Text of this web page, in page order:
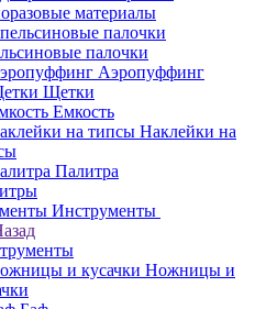
материалы
палочки
Аэропуффинг
Щетки
Емкость
Наклейки на
Палитра
Инструменты
Ножницы и